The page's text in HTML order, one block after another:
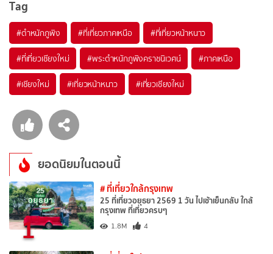
Tag
#ตำหนักภูพิง #ที่เที่ยวภาคเหนือ #ที่เที่ยวหน้าหนาว
#ที่เที่ยวเชียงใหม่ #พระตำหนักภูพิงคราชนิเวศน์ #ภาคเหนือ
#เชียงใหม่ #เที่ยวหน้าหนาว #เที่ยวเชียงใหม่
ยอดนิยมในตอนนี้
1
# ที่เที่ยวใกล้กรุงเทพ
25 ที่เที่ยวอยุธยา 2569 1 วัน ไปเช้าเย็นกลับ ใกล้
กรุงเทพ ที่เที่ยวครบๆ
1.8M 4